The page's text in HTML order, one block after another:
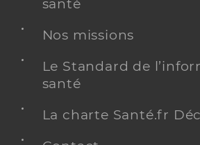
santé
Nos missions
Le Standard de
santé
La charte Santé.fr